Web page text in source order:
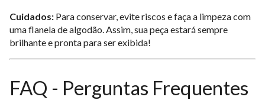
Cuidados: Para conservar, evite riscos e faça a limpeza com
uma flanela de algodão. Assim, sua peça estará sempre
brilhante e pronta para ser exibida!
FAQ - Perguntas Frequentes